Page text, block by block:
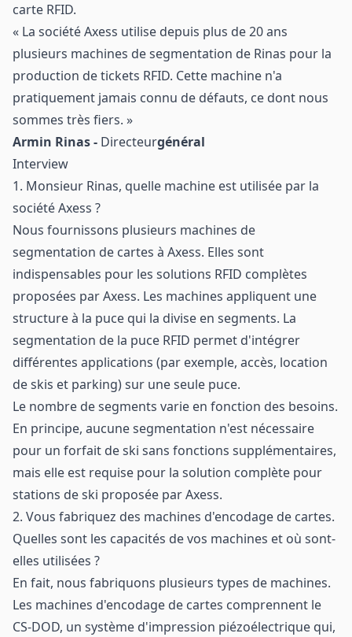
carte RFID.
« La société Axess utilise depuis plus de 20 ans
plusieurs machines de segmentation de Rinas pour la
production de tickets RFID. Cette machine n'a
pratiquement jamais connu de défauts, ce dont nous
sommes très fiers. »
Armin Rinas - Directeurgénéral
Interview
1. Monsieur Rinas, quelle machine est utilisée par la
société Axess ?
Nous fournissons plusieurs machines de
segmentation de cartes à Axess. Elles sont
indispensables pour les solutions RFID complètes
proposées par Axess. Les machines appliquent une
structure à la puce qui la divise en segments. La
segmentation de la puce RFID permet d'intégrer
différentes applications (par exemple, accès, location
de skis et parking) sur une seule puce.
Le nombre de segments varie en fonction des besoins.
En principe, aucune segmentation n'est nécessaire
pour un forfait de ski sans fonctions supplémentaires,
mais elle est requise pour la solution complète pour
stations de ski proposée par Axess.
2. Vous fabriquez des machines d'encodage de cartes.
Quelles sont les capacités de vos machines et où sont-
elles utilisées ?
En fait, nous fabriquons plusieurs types de machines.
Les machines d'encodage de cartes comprennent le
CS-DOD, un système d'impression piézoélectrique qui,